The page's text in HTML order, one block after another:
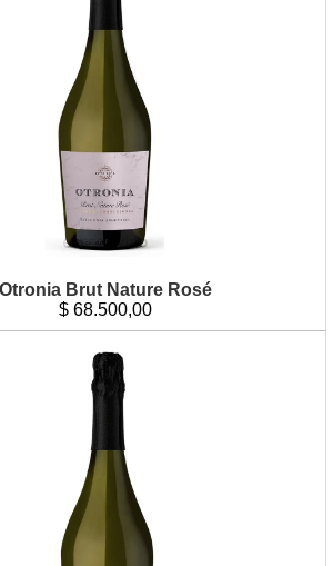
Otronia Brut Nature Rosé
$ 68.500,00